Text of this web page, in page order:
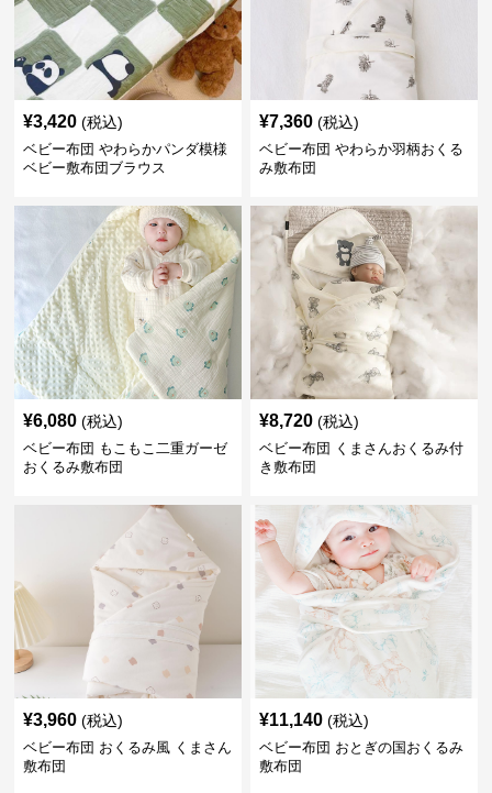
¥3,420 (税込)
ベビー布団 やわらかパンダ模様
ベビー敷布団ブラウス
¥7,360 (税込)
ベビー布団 やわらか羽柄おくる
み敷布団
¥6,080 (税込)
ベビー布団 もこもこ二重ガーゼ
おくるみ敷布団
¥8,720 (税込)
ベビー布団 くまさんおくるみ付
き敷布団
¥3,960 (税込)
ベビー布団 おくるみ風 くまさん
敷布団
¥11,140 (税込)
ベビー布団 おとぎの国おくるみ
敷布団